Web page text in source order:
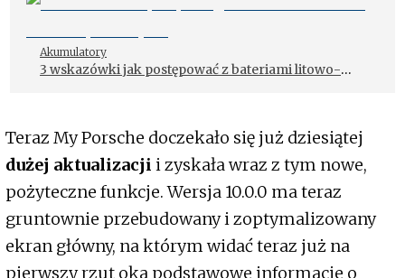
Akumulatory
3 wskazówki jak postępować z bateriami litowo-
Teraz My Porsche doczekało się już dziesiątej
dużej aktualizacji i zyskała wraz z tym nowe,
pożyteczne funkcje. Wersja 10.0.0 ma teraz
gruntownie przebudowany i zoptymalizowany
ekran główny, na którym widać teraz już na
pierwszy rzut oka podstawowe informacje o